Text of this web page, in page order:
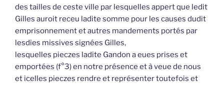
des tailles de ceste ville par lesquelles appert que ledit
Gilles auroit receu ladite somme pour les causes dudit
emprisonnement et autres mandements portés par
lesdies missives signées Gilles,
lesquelles pieczes ladite Gandon a eues prises et
emportées (f°3) en notre présence et à veue de nous
et icelles pieczes rendre et représenter toutefois et